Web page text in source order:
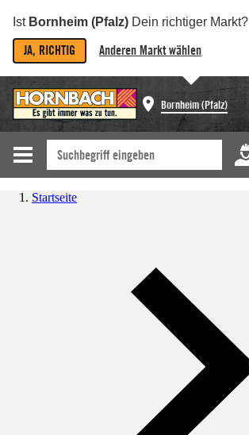
Ist Bornheim (Pfalz) Dein richtiger Markt?
JA, RICHTIG Anderen Markt wählen
Bornheim (Pfalz)
Startseite